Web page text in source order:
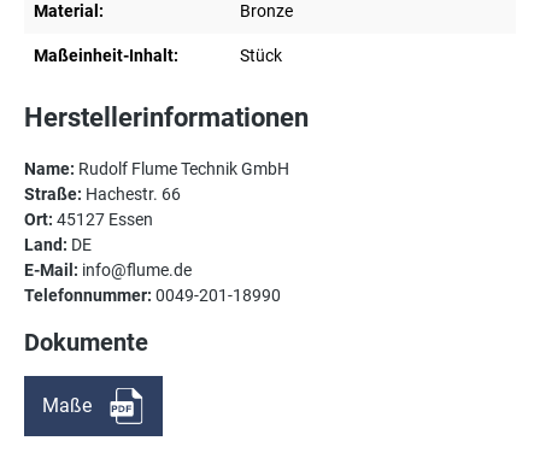
Material: Bronze
Maßeinheit-Inhalt: Stück
Herstellerinformationen
Name: Rudolf Flume Technik GmbH
Straße: Hachestr. 66
Ort: 45127 Essen
Land: DE
E-Mail: info@flume.de
Telefonnummer: 0049-201-18990
Dokumente
Maße